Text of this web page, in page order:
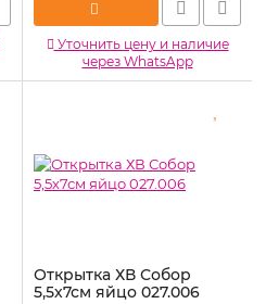
Уточнить цену и наличие
через WhatsApp
Открытка ХВ Собор
5,5х7см яйцо 027.006